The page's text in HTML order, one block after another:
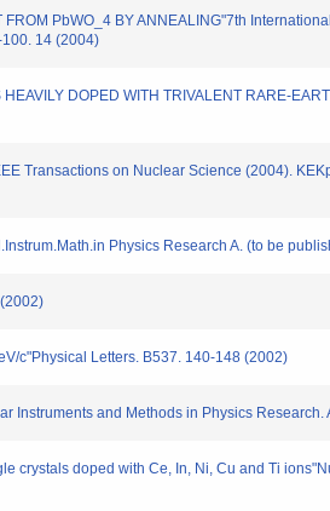
PbWO_4 BY ANNEALING"7th
14 (2004)
DOPED WITH TRIVALENT RARE-
Transactions on Nuclear Science (2004).
Physics Research A. (to be
c"Physical Letters. B537. 140-148 (2002)
Instruments and Methods in Physics
crystals doped with Ce, In, Ni, Cu and Ti